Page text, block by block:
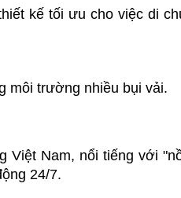
kế tối ưu cho việc di
môi trường nhiều bụi vải.
Nam, nổi tiếng với
24/7.